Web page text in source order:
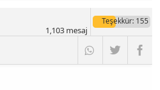
Teşekkür: 155
1,103mesaj